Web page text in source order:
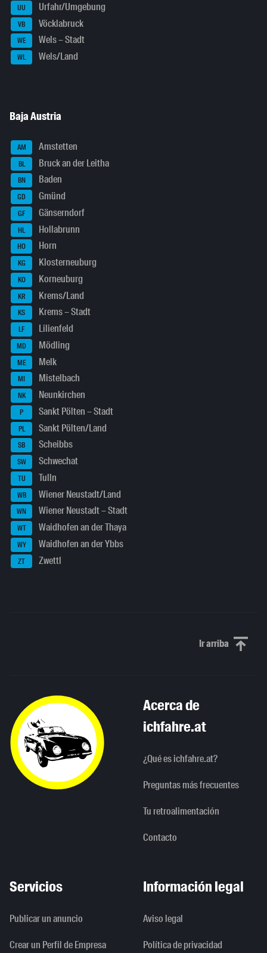
UU Urfahr/Umgebung
VB Vöcklabruck
WE Wels – Stadt
WL Wels/Land
Baja Austria
AM Amstetten
BL Bruck an der Leitha
BN Baden
GD Gmünd
GF Gänserndorf
HL Hollabrunn
HO Horn
KG Klosterneuburg
KO Korneuburg
KR Krems/Land
KS Krems – Stadt
LF Lilienfeld
MD Mödling
ME Melk
MI Mistelbach
NK Neunkirchen
P Sankt Pölten – Stadt
PL Sankt Pölten/Land
SB Scheibbs
SW Schwechat
TU Tulln
WB Wiener Neustadt/Land
WN Wiener Neustadt – Stadt
WT Waidhofen an der Thaya
WY Waidhofen an der Ybbs
ZT Zwettl
Ir arribaScroll to
Acerca de
ichfahre.at
¿Qué es ichfahre.at?
Preguntas más frecuentes
Tu retroalimentación
Contacto
Servicios
Publicar un anuncio
Crear un Perfil de Empresa
Información legal
Aviso legal
Política de privacidad